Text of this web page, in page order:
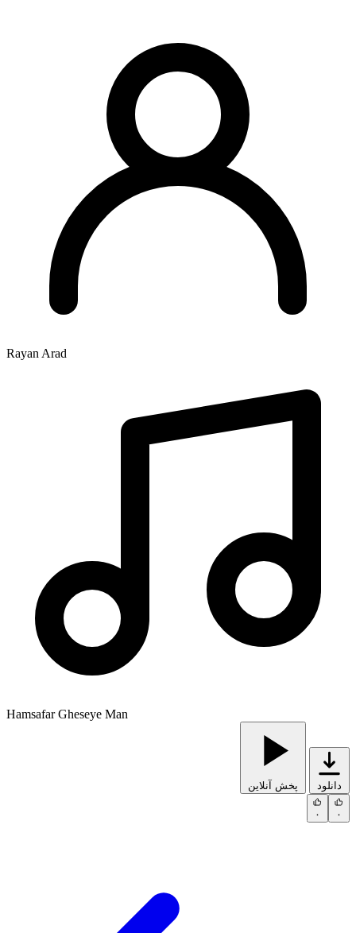
Rayan Arad
Hamsafar Gheseye Man
دانلود پخش آنلاین
۰ ۰